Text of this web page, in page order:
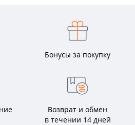
Бонусы за покупку
Возврат и обмен
в течении 14 дней